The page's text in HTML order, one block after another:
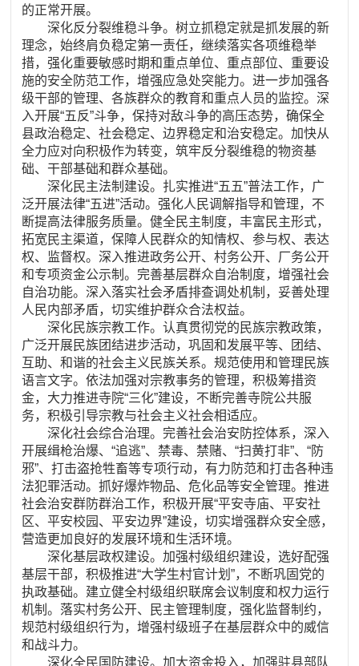
的正常开展。
深化反分裂维稳斗争。树立抓稳定就是抓发展的新
理念，始终肩负稳定第一责任，继续落实各项维稳举
措，强化重要敏感时期和重点单位、重点部位、重要设
施的安全防范工作，增强应急处突能力。进一步加强各
级干部的管理、各族群众的教育和重点人员的监控。深
入开展“五反”斗争，保持对敌斗争的高压态势，确保全
县政治稳定、社会稳定、边界稳定和治安稳定。加快从
全力应对向积极作为转变，筑牢反分裂维稳的物资基
础、干部基础和群众基础。
深化民主法制建设。扎实推进“五五”普法工作，广
泛开展法律“五进”活动。强化人民调解指导和管理，不
断提高法律服务质量。健全民主制度，丰富民主形式，
拓宽民主渠道，保障人民群众的知情权、参与权、表达
权、监督权。深入推进政务公开、村务公开、厂务公开
和专项资金公示制。完善基层群众自治制度，增强社会
自治功能。深入落实社会矛盾排查调处机制，妥善处理
人民内部矛盾，切实维护群众合法权益。
深化民族宗教工作。认真贯彻党的民族宗教政策，
广泛开展民族团结进步活动，巩固和发展平等、团结、
互助、和谐的社会主义民族关系。规范使用和管理民族
语言文字。依法加强对宗教事务的管理，积极筹措资
金，大力推进寺院“三化”建设，不断完善寺院公共服
务，积极引导宗教与社会主义社会相适应。
深化社会综合治理。完善社会治安防控体系，深入
开展缉枪治爆、“追逃”、禁毒、禁赌、“扫黄打非”、“防
邪”、打击盗抢牲畜等专项行动，有力防范和打击各种违
法犯罪活动。抓好爆炸物品、危化品等安全管理。推进
社会治安群防群治工作，积极开展“平安寺庙、平安社
区、平安校园、平安边界”建设，切实增强群众安全感，
营造更加良好的发展环境和生活环境。
深化基层政权建设。加强村级组织建设，选好配强
基层干部，积极推进“大学生村官计划”，不断巩固党的
执政基础。建立健全村级组织联席会议制度和权力运行
机制。落实村务公开、民主管理制度，强化监督制约，
规范村级组织行为，增强村级班子在基层群众中的威信
和战斗力。
深化全民国防建设。加大资金投入，加强驻县部队